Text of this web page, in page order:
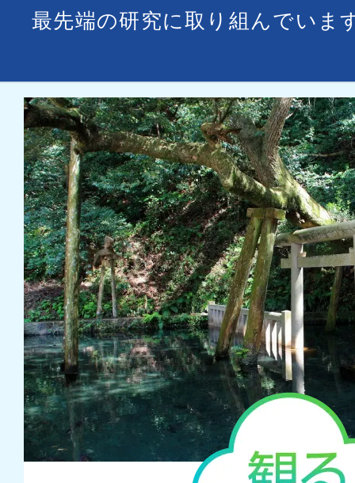
最先端の研究に取り組んでいま